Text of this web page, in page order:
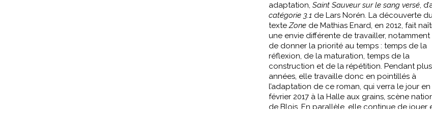
adaptation, Saint Sauveur sur le sang versé,
catégorie 3.1 de Lars Norén. La découverte
texteZonede Mathias Enard, en 2012, fait
une envie différente de travailler,
de donner la priorité au temps : temps de la
réflexion, de la maturation, temps de la
construction et de la répétition. Pendant
années, elle travaille donc en pointillés à
l’adaptation de ce roman, qui verra le jour en
février 2017 à la Halle aux grains, scène
de Blois. En parallèle, elle continue de jouer